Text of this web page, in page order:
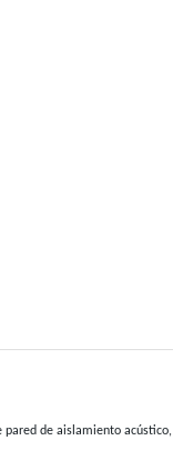
de aislamiento